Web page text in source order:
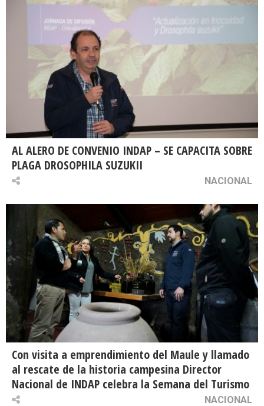
AL ALERO DE CONVENIO INDAP – SE CAPACITA SOBRE
PLAGA DROSOPHILA SUZUKII
NACIONAL
Con visita a emprendimiento del Maule y llamado
al rescate de la historia campesina Director
Nacional de INDAP celebra la Semana del Turismo
NACIONAL